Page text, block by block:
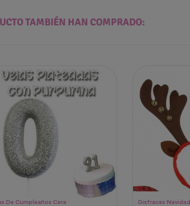
TAMBIÉN HAN COMPRADO:
De Cumpleaños Cera Disfraces Navidad